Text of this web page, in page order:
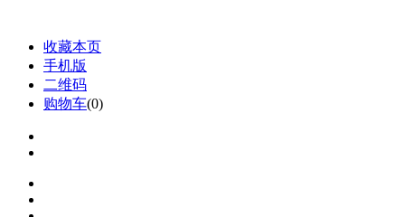
收藏本页
手机版
二维码
购物车(0)